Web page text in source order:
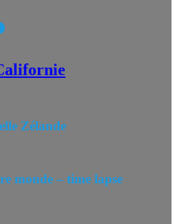
Zélande
monde – time lapse